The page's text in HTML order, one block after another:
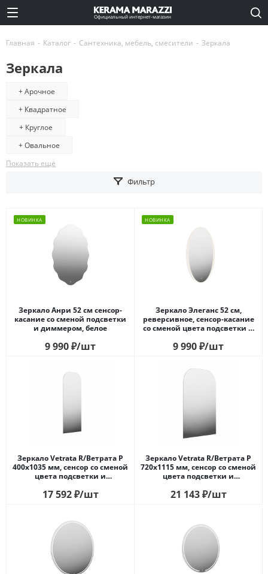
Официальный интернет-магазин
Главная - Каталог - Сантехника, мебель, смесители - Зеркала
Зеркала
+ Арочное
+ Квадратное
+ Круглое
+ Овальное
Показать ещё
Фильтр
НОВИНКА
Зеркало Анри 52 см сенсор-
касание со сменой подсветки
и диммером, белое
9 990₽/шт
НОВИНКА
Зеркало Элеганс 52 см,
реверсивное, сенсор-касание
со сменой цвета подсветки и
9 990₽/шт
Зеркало Vetrata R/Ветрата Р
400х1035 мм, сенсор со сменой
цвета подсветки и
17 592₽/шт
Зеркало Vetrata R/Ветрата Р
720х1115 мм, сенсор со сменой
цвета подсветки и
21 143₽/шт